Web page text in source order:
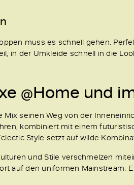
muss es schnell gehen.
in der Umkleide schnell in die
@Home und
Mix seinen Weg von der
kombiniert mit einem
Style setzt auf wilde
und Stile verschmelzen
auf den uniformen Mainstream.